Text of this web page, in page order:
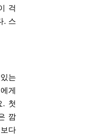
걱
. 스
는
게
. 첫
깜
다